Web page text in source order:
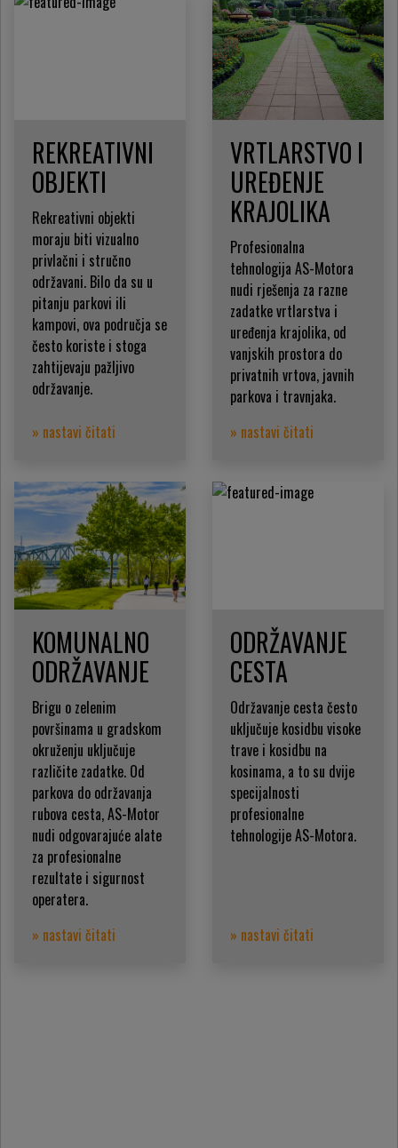
REKREATIVNI
OBJEKTI
Rekreativni objekti
moraju biti vizualno
privlačni i stručno
održavani. Bilo da su u
pitanju parkovi ili
kampovi, ova područja se
često koriste i stoga
zahtijevaju pažljivo
održavanje.
» nastavi čitati
VRTLARSTVO I
UREĐENJE
KRAJOLIKA
Profesionalna
tehnologija AS-Motora
nudi rješenja za razne
zadatke vrtlarstva i
uređenja krajolika, od
vanjskih prostora do
privatnih vrtova, javnih
parkova i travnjaka.
» nastavi čitati
KOMUNALNO
ODRŽAVANJE
Brigu o zelenim
površinama u gradskom
okruženju uključuje
različite zadatke. Od
parkova do održavanja
rubova cesta, AS-Motor
nudi odgovarajuće alate
za profesionalne
rezultate i sigurnost
operatera.
» nastavi čitati
ODRŽAVANJE
CESTA
Održavanje cesta često
uključuje kosidbu visoke
trave i kosidbu na
kosinama, a to su dvije
specijalnosti
profesionalne
tehnologije AS-Motora.
» nastavi čitati